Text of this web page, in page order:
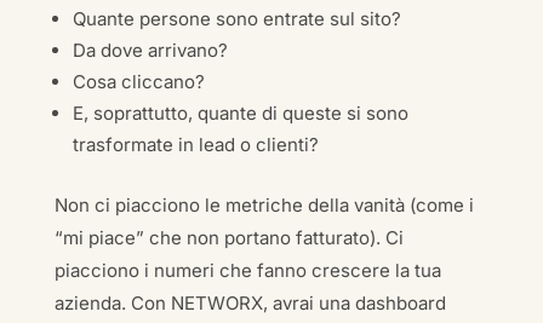
Quante persone sono entrate sul sito?
Da dove arrivano?
Cosa cliccano?
E, soprattutto, quante di queste si sono
trasformate in lead o clienti?
Non ci piacciono le metriche della vanità (come i
“mi piace” che non portano fatturato). Ci
piacciono i numeri che fanno crescere la tua
azienda. Con NETWORX, avrai una dashboard